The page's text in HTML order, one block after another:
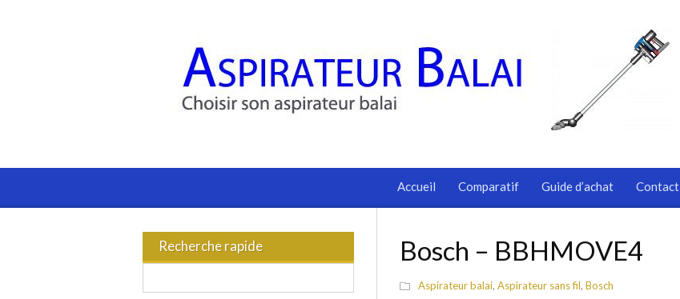
Accueil Comparatif Guide d’achat Contact
Bosch – BBHMOVE4
Aspirateur balai, Aspirateur sans fil, Bosch
Recherche rapide